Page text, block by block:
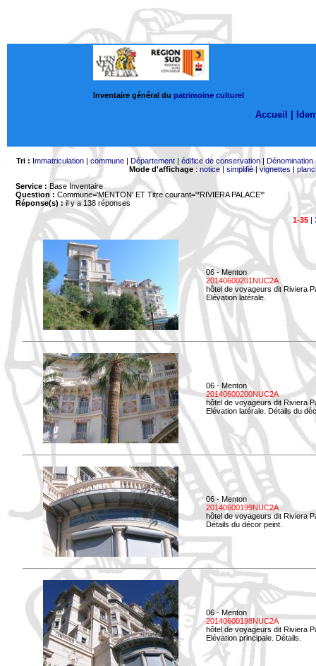
Inventaire général du patrimoine culturel
Accueil |
Tri : Immatriculation| commune| Département| édifice de conservation| Dénomination
Mode d'affichage: notice| simplifié|vignettes |
Service : Base Inventaire
Question : Commune='MENTON' ET Titre courant='*RIVIERA PALACE*'
Réponse(s) :il y a 138 réponses
1-35|
06 - Menton
20140600201NUC2A
hôtel de voyageurs dit Riviera
Elévation latérale.
06 - Menton
20140600200NUC2A
hôtel de voyageurs dit Riviera
Elévation latérale. Détails du
06 - Menton
20140600199NUC2A
hôtel de voyageurs dit Riviera
Détails du décor peint.
06 - Menton
20140600198NUC2A
hôtel de voyageurs dit Riviera
Elévation principale. Détails.